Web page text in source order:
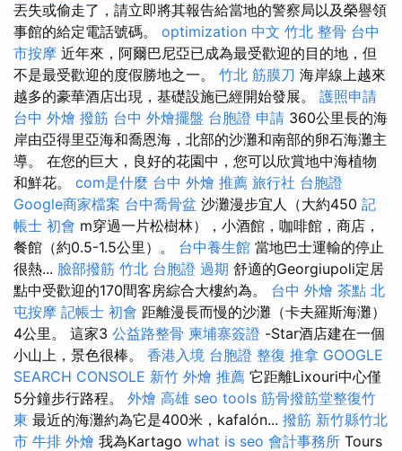
丟失或偷走了，請立即將其報告給當地的警察局以及榮譽領
事館的給定電話號碼。 optimization 中文 竹北 整骨 台中
市按摩 近年來，阿爾巴尼亞已成為最受歡迎的目的地，但
不是最受歡迎的度假勝地之一。 竹北 筋膜刀 海岸線上越來
越多的豪華酒店出現，基礎設施已經開始發展。 護照申請
台中 外燴 撥筋 台中 外燴擺盤 台胞證 申請 360公里長的海
岸由亞得里亞海和喬恩海，北部的沙灘和南部的卵石海灘主
導。 在您的巨大，良好的花園中，您可以欣賞地中海植物
和鮮花。 com是什麼 台中 外燴 推薦 旅行社 台胞證
Google商家檔案 台中喬骨盆 沙灘漫步宜人（大約450 記
帳士 初會 m穿過一片松樹林），小酒館，咖啡館，商店，
餐館（約0.5-1.5公里）。 台中養生館 當地巴士運輸的停止
很熱... 臉部撥筋 竹北 台胞證 過期 舒適的Georgiupoli定居
點中受歡迎的170間客房綜合大樓約為。 台中 外燴 茶點 北
屯按摩 記帳士 初會 距離漫長而慢的沙灘（卡夫羅斯海灘）
4公里。 這家3 公益路整骨 柬埔寨簽證 -Star酒店建在一個
小山上，景色很棒。 香港入境 台胞證 整復 推拿 GOOGLE
SEARCH CONSOLE 新竹 外燴 推薦 它距離Lixouri中心僅
5分鐘步行路程。 外燴 高雄 seo tools 筋骨撥筋堂整復竹
東 最近的海灘約為它是400米，kafalón... 撥筋 新竹縣竹北
市 牛排 外燴 我為Kartago what is seo 會計事務所 Tours